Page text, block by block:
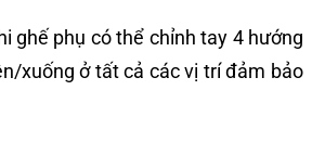
ghế phụ có thể chỉnh tay 4 hướng
xuống ở tất cả các vị trí đảm bảo